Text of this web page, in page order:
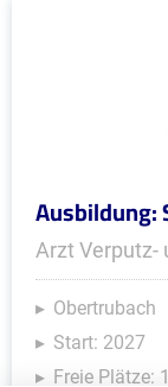
Arzt Verputz-
Obertrubach
Start: 2027
Freie Plätze: 1